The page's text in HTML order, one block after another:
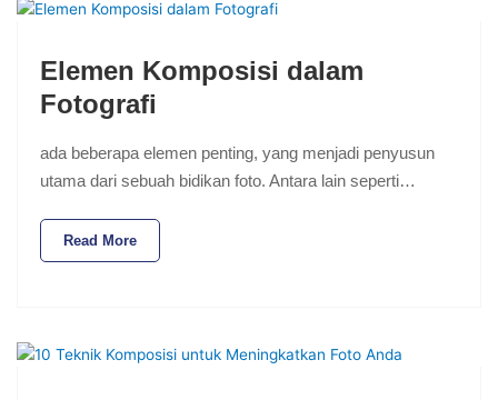
Elemen Komposisi dalam
Fotografi
ada beberapa elemen penting, yang menjadi penyusun
utama dari sebuah bidikan foto. Antara lain seperti…
Read More